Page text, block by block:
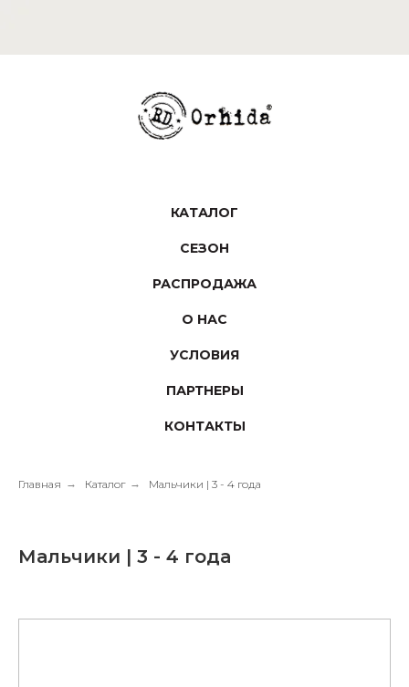
КАТАЛОГ
СЕЗОН
РАСПРОДАЖА
О НАС
УСЛОВИЯ
ПАРТНЕРЫ
КОНТАКТЫ
Главная → Каталог → Мальчики | 3 - 4 года
Мальчики | 3 - 4 года